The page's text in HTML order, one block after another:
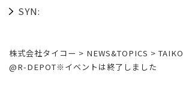
SYN:
株式会社タイコー > NEWS&TOPICS >
@R-DEPOT※イベントは終了しました